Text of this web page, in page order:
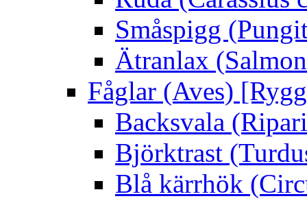
Småspigg
Ätranlax
Fåglar (Aves)
Backsvala
Björktrast
Blå kärrhök